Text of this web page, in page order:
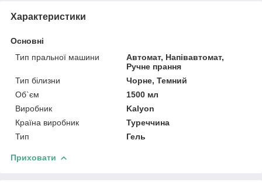
Характеристики
Основні
Тип пральної машини
Автомат, Напівавтомат,
Ручне прання
Тип білизни
Чорне, Темний
Об`єм
1500 мл
Виробник
Kalyon
Країна виробник
Туреччина
Тип
Гель
Приховати